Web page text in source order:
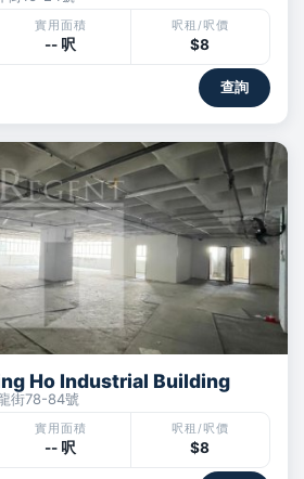
實用面積
-- 呎
呎租/呎價
$8
查詢
Ho Industrial Building
街78-84號
實用面積
-- 呎
呎租/呎價
$8